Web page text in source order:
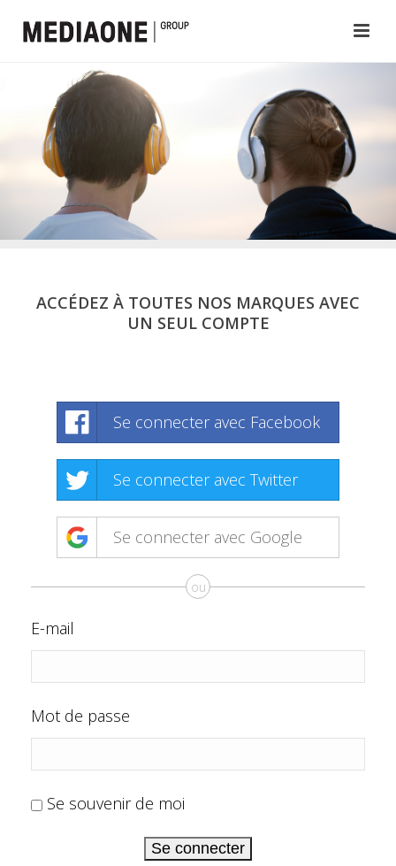
ACCÉDEZ À TOUTES NOS MARQUES AVEC
UN SEUL COMPTE
Se connecter avec Facebook
Se connecter avec Twitter
Se connecter avec Google
ou
E-mail
Mot de passe
Se souvenir de moi
Se connecter